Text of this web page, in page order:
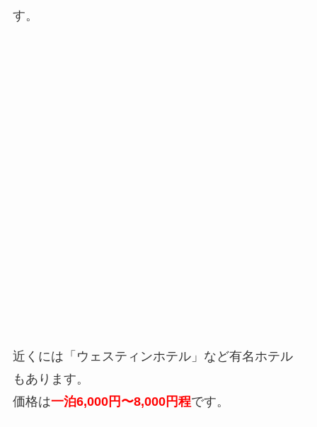
す。
近くには「ウェスティンホテル」など有名ホテル
もあります。
価格は一泊6,000円〜8,000円程です。